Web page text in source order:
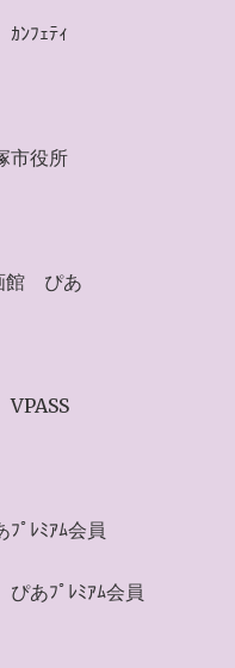
ﾝﾌｪﾃｨ
市役所
館 ぴあ
ﾟﾚﾐｱﾑ会員
あﾌﾟﾚﾐｱﾑ会員